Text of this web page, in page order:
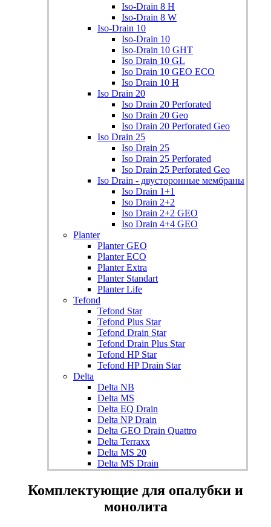
Iso-Drain 8 Н
Iso-Drain 8 W
Iso-Drain 10
Iso-Drain 10
Iso-Drain 10 GHT
Iso Drain 10 GL
Iso Drain 10 GEO ECO
Iso Drain 10 H
Iso Drain 20
Iso Drain 20 Perforated
Iso Drain 20 Geo
Iso Drain 20 Perforated Geo
Iso Drain 25
Iso Drain 25
Iso Drain 25 Perforated
Iso Drain 25 Perforated Geo
Iso Drain - двусторонные мембраны
Iso Drain 1+1
Iso Drain 2+2
Iso Drain 2+2 GEO
Iso Drain 4+4 GEO
Planter
Planter GEO
Planter ECO
Planter Extra
Planter Standart
Planter Life
Tefond
Tefond Star
Tefond Plus Star
Tefond Drain Star
Tefond Drain Plus Star
Tefond HP Star
Tefond HP Drain Star
Delta
Delta NB
Delta MS
Delta EQ Drain
Delta NP Drain
Delta GEO Drain Quattro
Delta Terraxx
Delta MS 20
Delta MS Drain
Комплектующие для опалубки и
монолита